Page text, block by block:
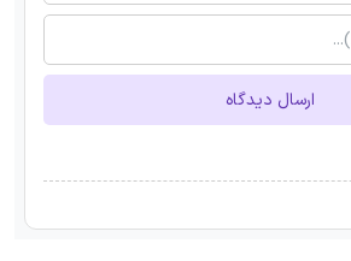
ارسال دیدگاه